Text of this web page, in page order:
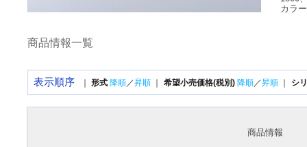
カラ
商品情報一覧
表示順序 形式 降順／昇順 希望小売価格(税別) 降順／昇順 シ
商品情報